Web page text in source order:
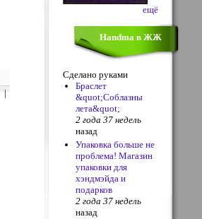
|
ещё
Handma в ЖЖ
Сделано руками
Браслет
&quot;Соблазны
лета&quot;
2 года 37 недель
назад
Упаковка больше не
проблема! Магазин
упаковки для
хэндмэйда и
подарков
2 года 37 недель
назад